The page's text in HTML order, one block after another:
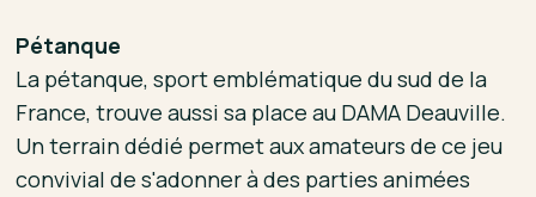
Pétanque
La pétanque, sport emblématique du sud de la
France, trouve aussi sa place au DAMA Deauville.
Un terrain dédié permet aux amateurs de ce jeu
convivial de s'adonner à des parties animées